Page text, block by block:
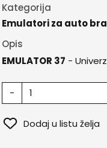
Kategorija
Emulatori za auto
Opis
EMULATOR 37 -
-
Dodaj u listu želja